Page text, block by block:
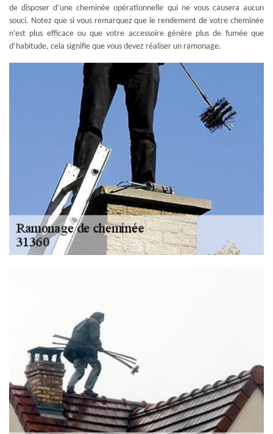
de disposer d’une cheminée opérationnelle qui ne vous causera aucun
souci. Notez que si vous remarquez que le rendement de votre cheminée
n’est plus efficace ou que votre accessoire génère plus de fumée que
d’habitude, cela signifie que vous devez réaliser un ramonage.